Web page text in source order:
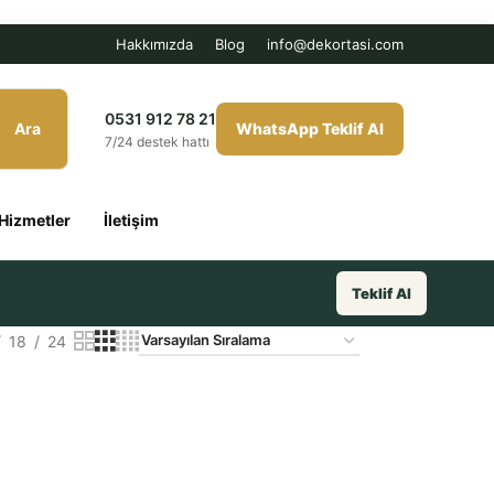
Hakkımızda Blog info@dekortasi.com
Ara
0531 912 78 21
7/24 destek hattı
WhatsApp Teklif Al
İletişim
Teklif Al
18 24